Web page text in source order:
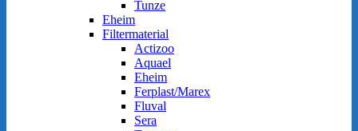
Tunze
Eheim
Filtermaterial
Actizoo
Aquael
Eheim
Ferplast/Marex
Fluval
Sera